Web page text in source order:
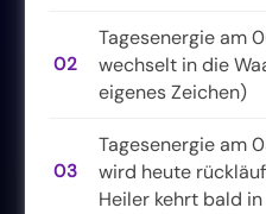
02
Tagesenergie am
wechselt in die
eigenes Zeichen)
03
Tagesenergie am
wird heute
Heiler kehrt bald